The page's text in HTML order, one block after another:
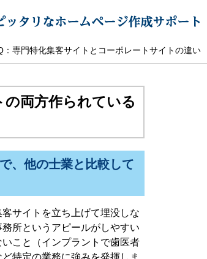
：専門特化集客サイトとコーポレートサイトの違い
両方作られている
、他の士業と比較して
サイトを立ち上げて埋没しな
所というアピールがしやすい
こと（インプラントで歯医者